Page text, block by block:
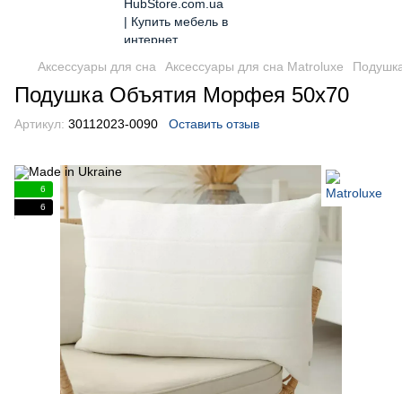
Аксессуары для сна Аксессуары для сна Matroluxe
Подушка Объятия Морфея 50х70
Артикул: 30112023-0090 Оставить отзыв
6
6